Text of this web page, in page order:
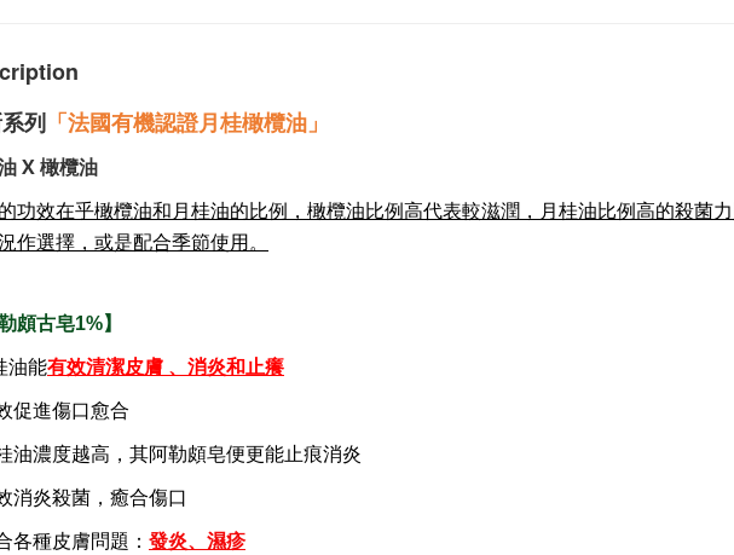
列 「 法國有機認證月桂橄欖油 」
X橄欖油
功效在乎橄欖油和月桂油的比例，橄欖油比例高代表較滋潤，月桂油比例高的殺菌
作選擇，或是配合季節使用。
頗古皂1%】
油能有效清潔皮膚 、消炎和止癢
促進傷口愈合
油濃度越高，其阿勒頗皂便更能止痕消炎
消炎殺菌，癒合傷口
各種皮膚問題： 發炎、濕疹